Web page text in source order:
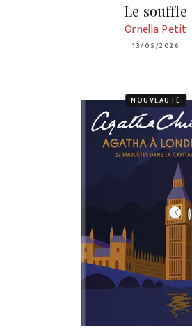
Le souffle
Ornella Petit
13/05/2026
NOUVEAUTÉ